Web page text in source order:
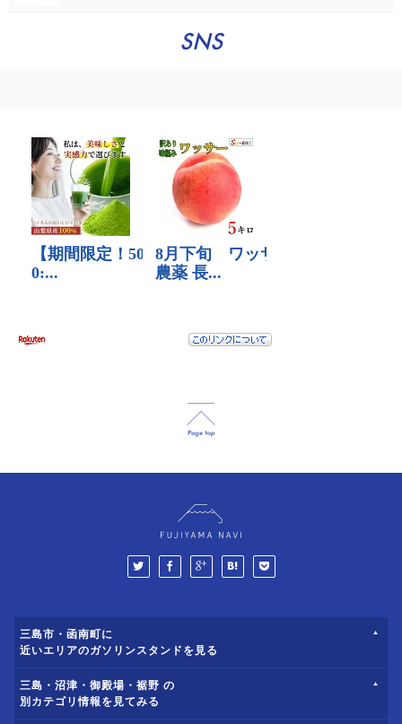
SNS
三島市・函南町に
近いエリアのガソリンスタンドを見る
三島・沼津・御殿場・裾野 の
別カテゴリ情報を見てみる